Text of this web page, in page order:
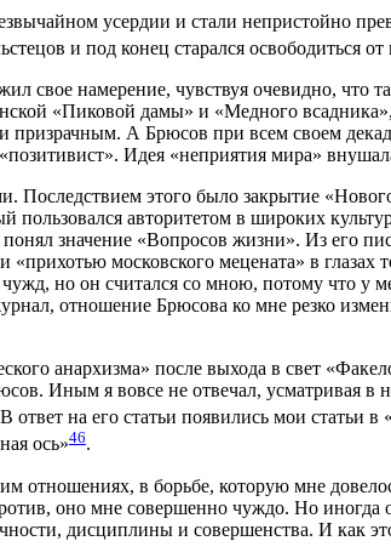
усердии и стали непристойно
и под конец старался освободиться
свое намерение, чувствуя очевидно, что
«Пиковой дамы» и «Медного
призрачным. А Брюсов при всем своем
Идея «неприятия мира»
этого было закрытие
авторитетом в широких
значение «Вопросов жизни». Из его
московского мецената» в глазах
но он считался со мною, потому что у
отношение Брюсова ко мне резко
анархизма» после выхода в свет
Иным я вовсе не отвечал, усматривая
на его статьи появились мои статьи в
ось»46.
отношениях, в борьбе, которую мне
оно мне совершенно чуждо. Но
дисциплины и совершенства. И как